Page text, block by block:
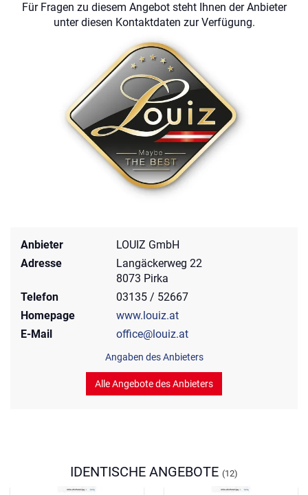
Für Fragen zu diesem Angebot steht Ihnen der Anbieter
unter diesen Kontaktdaten zur Verfügung.
Anbieter
LOUIZ GmbH
Adresse
Langäckerweg 22
8073 Pirka
Telefon
03135 / 52667
Homepage
www.louiz.at
E-Mail
office@louiz.at
Angaben des Anbieters
Alle Angebote des Anbieters
IDENTISCHE ANGEBOTE (12)